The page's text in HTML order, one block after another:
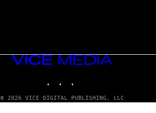
VICE
MEDIA
© 2026 VICE DIGITAL PUBLISHING, LLC